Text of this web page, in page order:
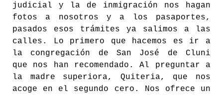
judicial y la de inmigración nos hagan
fotos a nosotros y a los pasaportes,
pasados esos trámites ya salimos a las
calles. Lo primero que hacemos es ir a
la congregación de San José de Cluni
que nos han recomendado. Al preguntar a
la madre superiora, Quiteria, que nos
acoge en el segundo cero. Nos ofrece un